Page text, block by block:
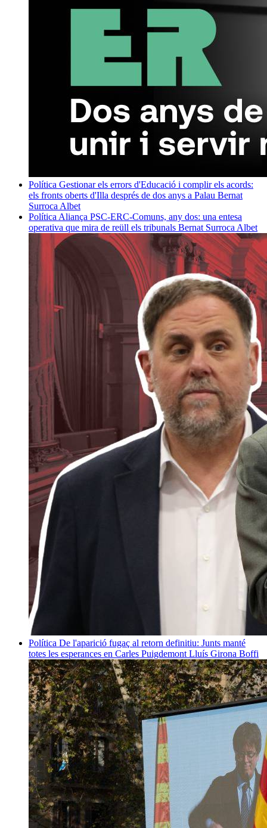
Política Gestionar els errors d'Educació i complir els acords:
els fronts oberts d'Illa després de dos anys a Palau Bernat
Surroca Albet
Política Aliança PSC-ERC-Comuns, any dos: una entesa
operativa que mira de reüll els tribunals Bernat Surroca Albet
Política De l'aparició fugaç al retorn definitiu: Junts manté
totes les esperances en Carles Puigdemont Lluís Girona Boffi